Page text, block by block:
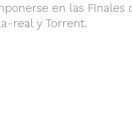
en las Finales
real y Torrent.